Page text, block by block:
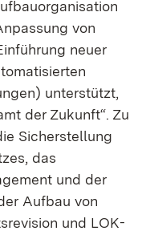
von
neuer
unterstützt,
der Zukunft“. Zu
Sicherstellung
das
und der
Aufbau von
und LOK-